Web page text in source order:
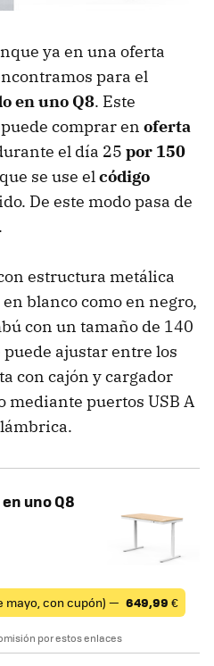
ya en una oferta
para el
en uno Q8. Este
comprar en oferta
el día 25 por 150
se use elcódigo
De este modo pasa de
.
estructura metálica
blanco como en negro,
con un tamaño de 140
ajustar entre los
con cajón y cargador
puertos USB A
uno Q8
mayo, con cupón) — 649,99 €
por estos enlaces